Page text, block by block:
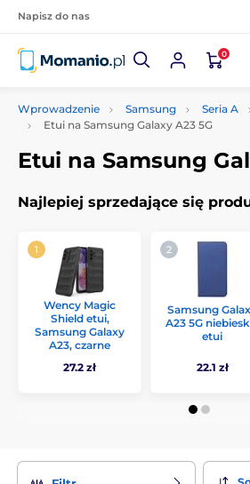
Napisz do nas
0
Wprowadzenie Samsung Seria A
Etui na Samsung Galaxy A23 5G
Etui na Samsung
Najlepiej sprzedające się
Wency Magic
Shield etui,
Samsung Galaxy
A23, czarne
27.2 zł
Samsung
A23 5G
etui
22.1 zł